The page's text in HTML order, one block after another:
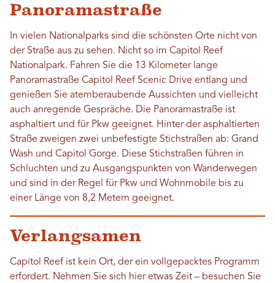
Panoramastraße
In vielen Nationalparks sind die schönsten Orte nicht von
der Straße aus zu sehen. Nicht so im Capitol Reef
Nationalpark. Fahren Sie die 13 Kilometer lange
Panoramastraße Capitol Reef Scenic Drive entlang und
genießen Sie atemberaubende Aussichten und vielleicht
auch anregende Gespräche. Die Panoramastraße ist
asphaltiert und für Pkw geeignet. Hinter der asphaltierten
Straße zweigen zwei unbefestigte Stichstraßen ab: Grand
Wash und Capitol Gorge. Diese Stichstraßen führen in
Schluchten und zu Ausgangspunkten von Wanderwegen
und sind in der Regel für Pkw und Wohnmobile bis zu
einer Länge von 8,2 Metern geeignet.
Verlangsamen
Capitol Reef ist kein Ort, der ein vollgepacktes Programm
erfordert. Nehmen Sie sich hier etwas Zeit – besuchen Sie